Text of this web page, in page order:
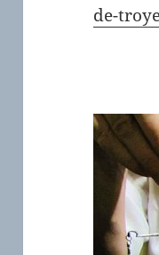
de-